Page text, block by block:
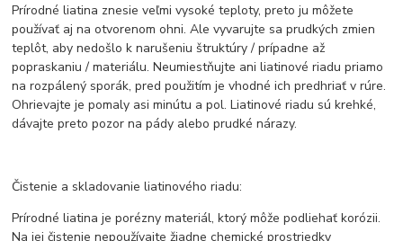
Prírodné liatina znesie veľmi vysoké teploty, preto ju môžete
používať aj na otvorenom ohni. Ale vyvarujte sa prudkých zmien
teplôt, aby nedošlo k narušeniu štruktúry / prípadne až
popraskaniu / materiálu. Neumiestňujte ani liatinové riadu priamo
na rozpálený sporák, pred použitím je vhodné ich predhriať v rúre.
Ohrievajte je pomaly asi minútu a pol. Liatinové riadu sú krehké,
dávajte preto pozor na pády alebo prudké nárazy.
Čistenie a skladovanie liatinového riadu:
Prírodné liatina je porézny materiál, ktorý môže podliehať korózii.
Na jej čistenie nepoužívajte žiadne chemické prostriedky